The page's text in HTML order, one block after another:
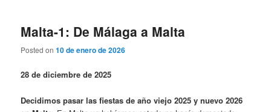
Malta-1: De Málaga a Malta
Posted on10 de enero de 2026
28 de diciembre de 2025
Decidimos pasar las fiestas de año viejo 2025 y nuevo 2026